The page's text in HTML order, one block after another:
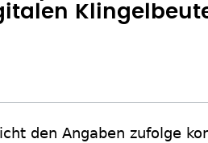
den Angaben zufolge